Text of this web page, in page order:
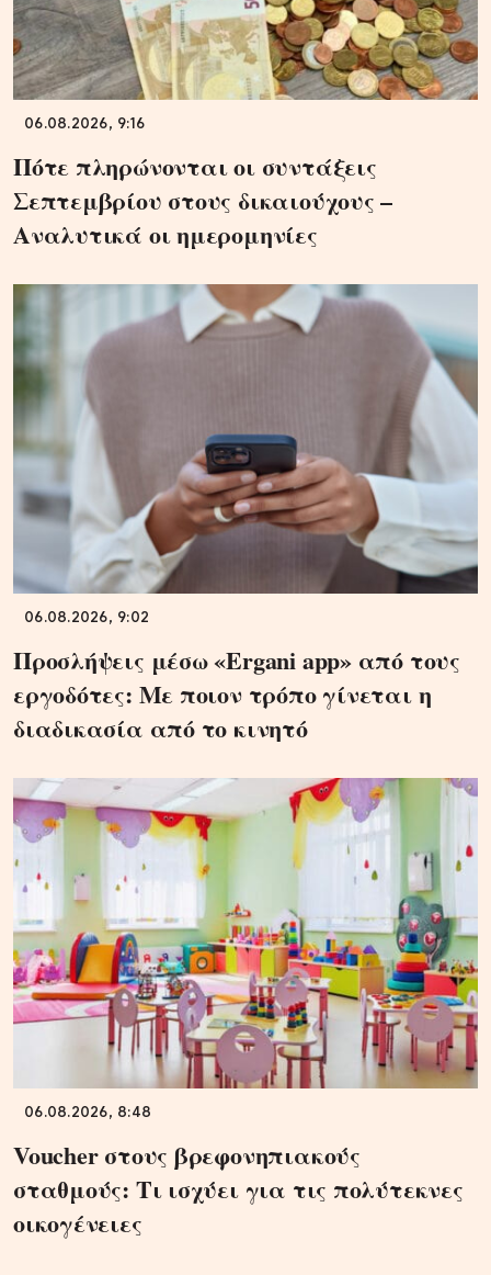
06.08.2026, 9:16
Πότε πληρώνονται οι συντάξεις
Σεπτεμβρίου στους δικαιούχους –
Αναλυτικά οι ημερομηνίες
06.08.2026, 9:02
Προσλήψεις μέσω «Ergani app» από τους
εργοδότες: Με ποιον τρόπο γίνεται η
διαδικασία από το κινητό
06.08.2026, 8:48
Voucher στους βρεφονηπιακούς
σταθμούς: Τι ισχύει για τις πολύτεκνες
οικογένειες